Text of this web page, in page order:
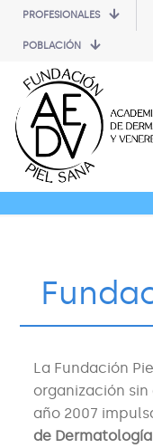
PROFESIONALES
POBLACIÓN
La Fundación
organización
año 2007
de Dermatología